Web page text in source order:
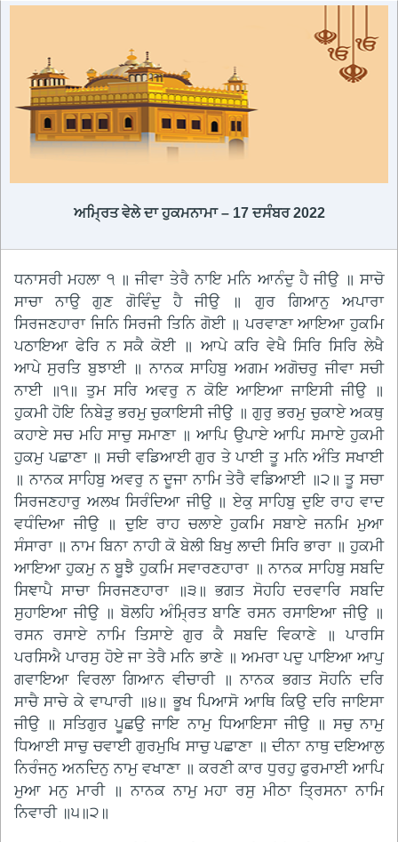
ਅਮ੍ਰਿਤ ਵੇਲੇ ਦਾ ਹੁਕਮਨਾਮਾ – 17 ਦਸੰਬਰ 2022
ਧਨਾਸਰੀ ਮਹਲਾ ੧ ॥ ਜੀਵਾ ਤੇਰੈ ਨਾਇ ਮਨਿ ਆਨੰਦੁ ਹੈ ਜੀਉ ॥ ਸਾਚੋ
ਸਾਚਾ ਨਾਉ ਗੁਣ ਗੋਵਿੰਦੁ ਹੈ ਜੀਉ ॥ ਗੁਰ ਗਿਆਨੁ ਅਪਾਰਾ
ਸਿਰਜਣਹਾਰਾ ਜਿਨਿ ਸਿਰਜੀ ਤਿਨਿ ਗੋਈ ॥ ਪਰਵਾਣਾ ਆਇਆ ਹੁਕਮਿ
ਪਠਾਇਆ ਫੇਰਿ ਨ ਸਕੈ ਕੋਈ ॥ ਆਪੇ ਕਰਿ ਵੇਖੈ ਸਿਰਿ ਸਿਰਿ ਲੇਖੈ
ਆਪੇ ਸੁਰਤਿ ਬੁਝਾਈ ॥ ਨਾਨਕ ਸਾਹਿਬੁ ਅਗਮ ਅਗੋਚਰੁ ਜੀਵਾ ਸਚੀ
ਨਾਈ ॥੧॥ ਤੁਮ ਸਰਿ ਅਵਰੁ ਨ ਕੋਇ ਆਇਆ ਜਾਇਸੀ ਜੀਉ ॥
ਹੁਕਮੀ ਹੋਇ ਨਿਬੇੜੁ ਭਰਮੁ ਚੁਕਾਇਸੀ ਜੀਉ ॥ ਗੁਰੁ ਭਰਮੁ ਚੁਕਾਏ ਅਕਥੁ
ਕਹਾਏ ਸਚ ਮਹਿ ਸਾਚੁ ਸਮਾਣਾ ॥ ਆਪਿ ਉਪਾਏ ਆਪਿ ਸਮਾਏ ਹੁਕਮੀ
ਹੁਕਮੁ ਪਛਾਣਾ ॥ ਸਚੀ ਵਡਿਆਈ ਗੁਰ ਤੇ ਪਾਈ ਤੂ ਮਨਿ ਅੰਤਿ ਸਖਾਈ
॥ ਨਾਨਕ ਸਾਹਿਬੁ ਅਵਰੁ ਨ ਦੂਜਾ ਨਾਮਿ ਤੇਰੈ ਵਡਿਆਈ ॥੨॥ ਤੂ ਸਚਾ
ਸਿਰਜਣਹਾਰੁ ਅਲਖ ਸਿਰੰਦਿਆ ਜੀਉ ॥ ਏਕੁ ਸਾਹਿਬੁ ਦੁਇ ਰਾਹ ਵਾਦ
ਵਧੰਦਿਆ ਜੀਉ ॥ ਦੁਇ ਰਾਹ ਚਲਾਏ ਹੁਕਮਿ ਸਬਾਏ ਜਨਮਿ ਮੁਆ
ਸੰਸਾਰਾ ॥ ਨਾਮ ਬਿਨਾ ਨਾਹੀ ਕੋ ਬੇਲੀ ਬਿਖੁ ਲਾਦੀ ਸਿਰਿ ਭਾਰਾ ॥ ਹੁਕਮੀ
ਆਇਆ ਹੁਕਮੁ ਨ ਬੂਝੈ ਹੁਕਮਿ ਸਵਾਰਣਹਾਰਾ ॥ ਨਾਨਕ ਸਾਹਿਬੁ ਸਬਦਿ
ਸਿਞਾਪੈ ਸਾਚਾ ਸਿਰਜਣਹਾਰਾ ॥੩॥ ਭਗਤ ਸੋਹਹਿ ਦਰਵਾਰਿ ਸਬਦਿ
ਸੁਹਾਇਆ ਜੀਉ ॥ ਬੋਲਹਿ ਅੰਮ੍ਰਿਤ ਬਾਣਿ ਰਸਨ ਰਸਾਇਆ ਜੀਉ ॥
ਰਸਨ ਰਸਾਏ ਨਾਮਿ ਤਿਸਾਏ ਗੁਰ ਕੈ ਸਬਦਿ ਵਿਕਾਣੇ ॥ ਪਾਰਸਿ
ਪਰਸਿਐ ਪਾਰਸੁ ਹੋਏ ਜਾ ਤੇਰੈ ਮਨਿ ਭਾਣੇ ॥ ਅਮਰਾ ਪਦੁ ਪਾਇਆ ਆਪੁ
ਗਵਾਇਆ ਵਿਰਲਾ ਗਿਆਨ ਵੀਚਾਰੀ ॥ ਨਾਨਕ ਭਗਤ ਸੋਹਨਿ ਦਰਿ
ਸਾਚੈ ਸਾਚੇ ਕੇ ਵਾਪਾਰੀ ॥੪॥ ਭੂਖ ਪਿਆਸੋ ਆਥਿ ਕਿਉ ਦਰਿ ਜਾਇਸਾ
ਜੀਉ ॥ ਸਤਿਗੁਰ ਪੂਛਉ ਜਾਇ ਨਾਮੁ ਧਿਆਇਸਾ ਜੀਉ ॥ ਸਚੁ ਨਾਮੁ
ਧਿਆਈ ਸਾਚੁ ਚਵਾਈ ਗੁਰਮੁਖਿ ਸਾਚੁ ਪਛਾਣਾ ॥ ਦੀਨਾ ਨਾਥੁ ਦਇਆਲੁ
ਨਿਰੰਜਨੁ ਅਨਦਿਨੁ ਨਾਮੁ ਵਖਾਣਾ ॥ ਕਰਣੀ ਕਾਰ ਧੁਰਹੁ ਫੁਰਮਾਈ ਆਪਿ
ਮੁਆ ਮਨੁ ਮਾਰੀ ॥ ਨਾਨਕ ਨਾਮੁ ਮਹਾ ਰਸੁ ਮੀਠਾ ਤ੍ਰਿਸਨਾ ਨਾਮਿ
ਨਿਵਾਰੀ ॥੫॥੨॥